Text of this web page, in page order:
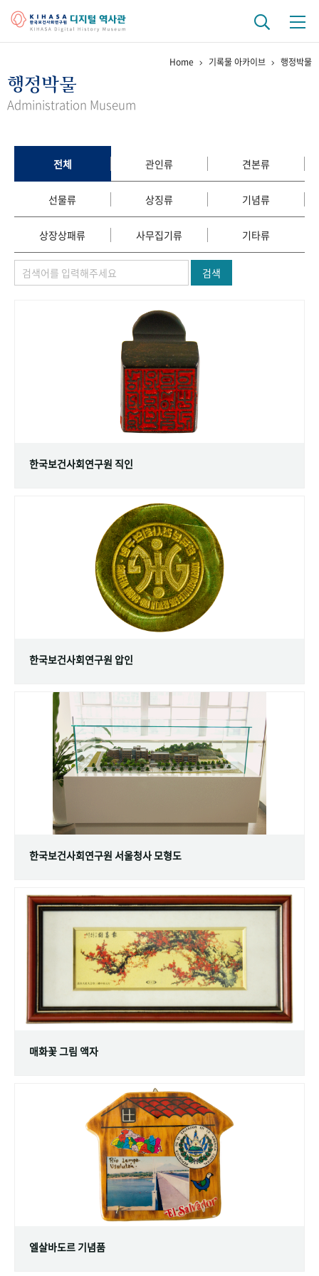
걸어온 길 기관 변천사
정책과 연구 키워드로 보는 연구 역사
연구자들
간행물 변천사
기록물 아카이브
사진 아카이브 문서 기록물 행정박물 영상 기록물
숫자로 보는 50년 50+1
Home 기록물 아카이브 행정박물
행정박물
Administration Museum
전체 관인류 견본류
선물류 상징류 기념류
상장상패류 사무집기류 기타류
검색
한국보건사회연구원 직인
한국보건사회연구원 압인
한국보건사회연구원 서울청사 모형도
매화꽃 그림 액자
엘살바도르 기념품